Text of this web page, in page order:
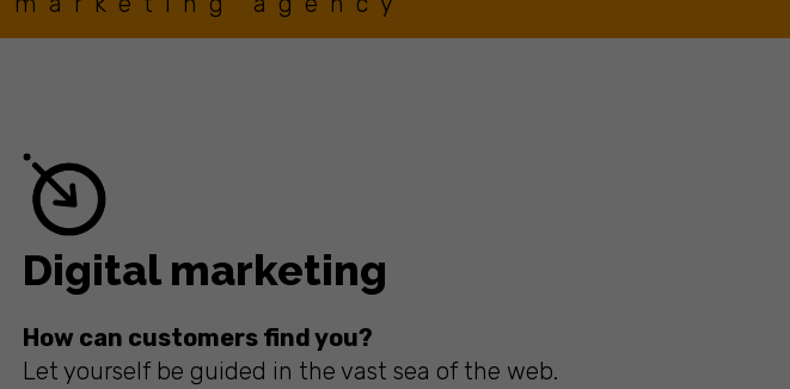
Digital marketing
How can customers find you?
Let yourself be guided in the vast sea of the web.